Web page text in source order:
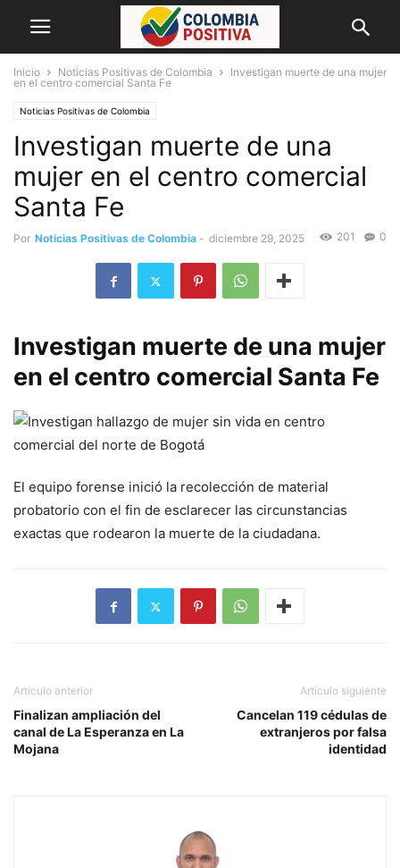
Inicio Noticias Positivas de Colombia
Investigan muerte de una mujer
en el centro comercial Santa Fe
Noticias Positivas de Colombia
Investigan muerte de una
mujer en el centro comercial
Santa Fe
Por Noticias Positivas de Colombia - diciembre 29, 2025 0
201
Investigan muerte de una mujer
en el centro comercial Santa Fe
El equipo forense inició la recolección de material
probatorio con el fin de esclarecer las circunstancias
exactas que rodearon la muerte de la ciudadana.
Artículo anterior
Finalizan ampliación del
canal de La Esperanza en La
Mojana
Artículo siguiente
Cancelan 119 cédulas de
extranjeros por falsa
identidad